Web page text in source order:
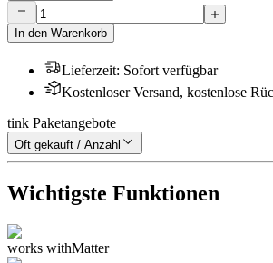
In den Warenkorb
Lieferzeit: Sofort verfügbar
Kostenloser Versand, kostenlose
tink Paketangebote
Oft gekauft / Anzahl
Wichtigste Funktionen
works withMatter